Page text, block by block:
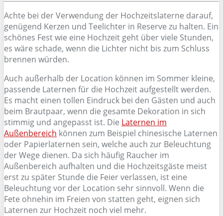
Achte bei der Verwendung der Hochzeitslaterne darauf,
genügend Kerzen und Teelichter in Reserve zu halten. Ein
schönes Fest wie eine Hochzeit geht über viele Stunden,
es wäre schade, wenn die Lichter nicht bis zum Schluss
brennen würden.
Auch außerhalb der Location können im Sommer kleine,
passende Laternen für die Hochzeit aufgestellt werden.
Es macht einen tollen Eindruck bei den Gästen und auch
beim Brautpaar, wenn die gesamte Dekoration in sich
stimmig und angepasst ist. Die Laternen im
Außenbereich können zum Beispiel chinesische Laternen
oder Papierlaternen sein, welche auch zur Beleuchtung
der Wege dienen. Da sich häufig Raucher im
Außenbereich aufhalten und die Hochzeitsgäste meist
erst zu später Stunde die Feier verlassen, ist eine
Beleuchtung vor der Location sehr sinnvoll. Wenn die
Fete ohnehin im Freien von statten geht, eignen sich
Laternen zur Hochzeit noch viel mehr.